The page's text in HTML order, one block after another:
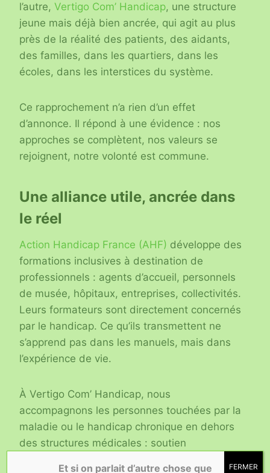
l’autre, Vertigo Com’ Handicap, une structure
jeune mais déjà bien ancrée, qui agit au plus
près de la réalité des patients, des aidants,
des familles, dans les quartiers, dans les
écoles, dans les interstices du système.
Ce rapprochement n’a rien d’un effet
d’annonce. Il répond à une évidence : nos
approches se complètent, nos valeurs se
rejoignent, notre volonté est commune.
Une alliance utile, ancrée dans
le réel
Action Handicap France (AHF) développe des
formations inclusives à destination de
professionnels : agents d’accueil, personnels
de musée, hôpitaux, entreprises, collectivités.
Leurs formateurs sont directement concernés
par le handicap. Ce qu’ils transmettent ne
s’apprend pas dans les manuels, mais dans
l’expérience de vie.
À Vertigo Com’ Handicap, nous
accompagnons les personnes touchées par la
maladie ou le handicap chronique en dehors
des structures médicales : soutien
Et si on parlait d’autre chose que
FERMER